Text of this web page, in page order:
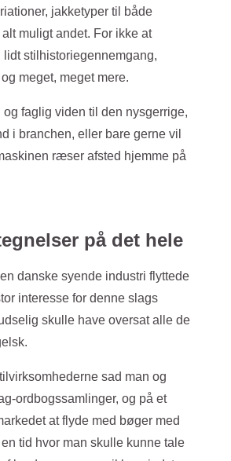
jakketyper til både
muligt andet. For ikke at
stilhistoriegennemgang,
meget, meget mere.
og faglig viden til den nysgerrige,
i branchen, eller bare gerne vil
ræser afsted hjemme på
på det hele
danske syende industri flyttede
interesse for denne slags
skulle have oversat alle de
sad man og
ordbogssamlinger, og på et
at flyde med bøger med
tid hvor man skulle kunne tale